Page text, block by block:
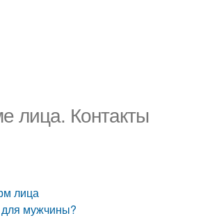
лица. Контакты
лица
мужчины?